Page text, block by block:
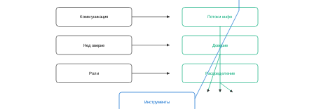
Коммуникация
Недоверие
Роли
Потоки инфо
Доверие
Распределение
Инструменты